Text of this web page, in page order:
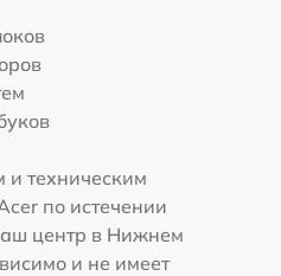
техническим
по истечении
центр в Нижнем
и не имеет